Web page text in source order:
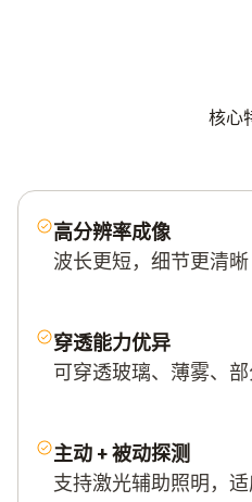
核心
高分辨率成像
波长更短，细节更清晰
穿透能力优异
可穿透玻璃、薄雾、
主动 + 被动探测
支持激光辅助照明，